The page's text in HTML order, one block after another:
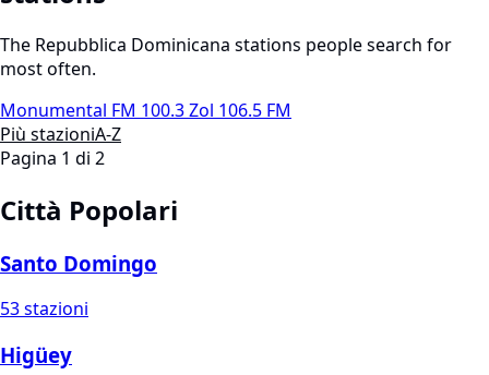
The Repubblica Dominicana stations people search for
most often.
Monumental FM 100.3Zol 106.5 FM
Più stazioniA-Z
Pagina 1 di 2
Città Popolari
Santo Domingo
53 stazioni
Higüey